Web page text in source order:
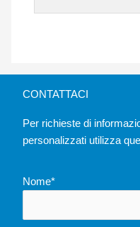
CONTATTACI
Per richieste di
personalizzati utilizza
Nome*